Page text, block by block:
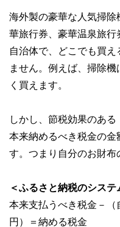
海外製の豪華な人気掃
華旅行券、豪華温泉旅
自治体で、どこでも買え
ません。例えば、掃除
く買えます。
しかし、節税効果のある
本来納めるべき税金の
す。つまり自分のお財布
＜ふるさと納税のシステ
本来支払うべき税金－
円）＝納める税金